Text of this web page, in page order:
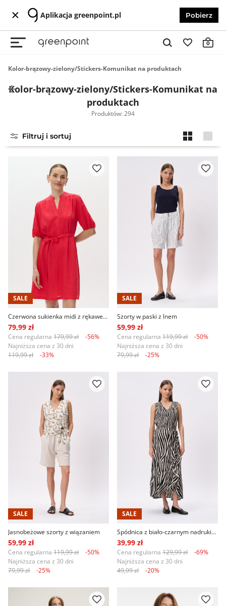
Aplikacja greenpoint.pl Pobierz
0
Kolor-brązowy-zielony/Stickers-Komunikat na produktach
Kolor-brązowy-zielony/Stickers-Komunikat na
produktach
Produktów: 294
Filtruj i sortuj
SALE
Czerwona sukienka midi z rękawem do łokcia
79,99 zł
Cena regularna 179,99 zł
-56%
Najniższa cena z 30 dni
119,99 zł
-33%
SALE
Szorty w paski z lnem
59,99 zł
Cena regularna 119,99 zł
-50%
Najniższa cena z 30 dni
79,99 zł
-25%
SALE
Jasnobeżowe szorty z wiązaniem
59,99 zł
Cena regularna 119,99 zł
-50%
Najniższa cena z 30 dni
79,99 zł
-25%
SALE
Spódnica z biało-czarnym nadrukiem w zebrę
39,99 zł
Cena regularna 129,99 zł
-69%
Najniższa cena z 30 dni
49,99 zł
-20%